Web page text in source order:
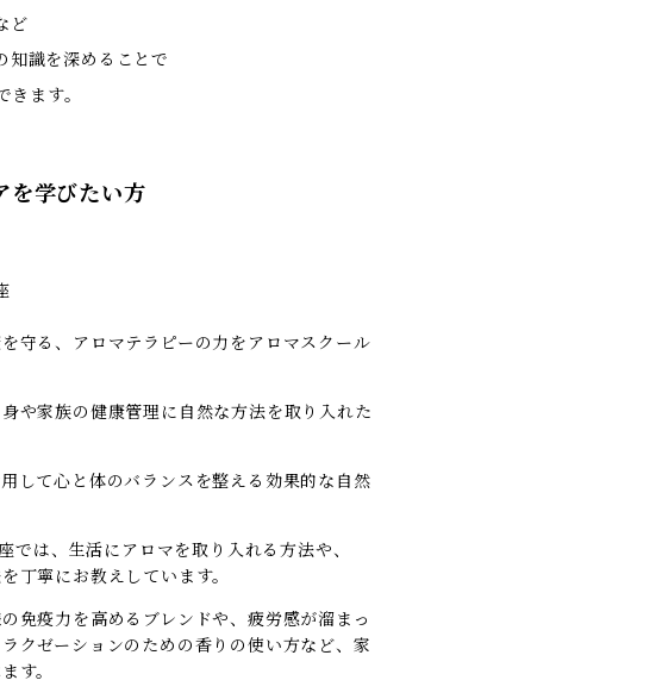
ど
知識を深めることで
ます。
を学びたい方
守る、アロマテラピーの力をアロマスクール
や家族の健康管理に自然な方法を取り入れた
して心と体のバランスを整える効果的な自然
は、生活にアロマを取り入れる方法や、
丁寧にお教えしています。
免疫力を高めるブレンドや、疲労感が溜まっ
クゼーションのための香りの使い方など、家
す。